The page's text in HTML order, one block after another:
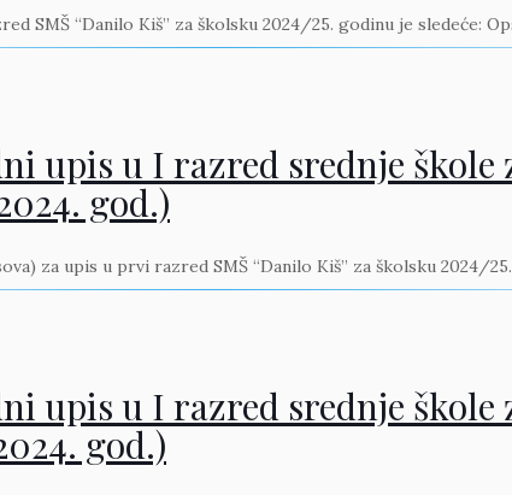
SMŠ “Danilo Kiš” za školsku 2024/25. godinu je sledeće:
upis u I razred srednje škole
god.)
za upis u prvi razred SMŠ “Danilo Kiš” za školsku 2024/
upis u I razred srednje škole
god.)